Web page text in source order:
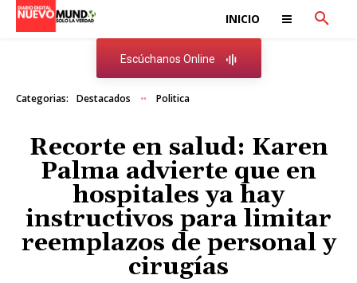
INICIO
Escúchanos Online
Categorias: Destacados Politica
Recorte en salud: Karen
Palma advierte que en
hospitales ya hay
instructivos para limitar
reemplazos de personal y
cirugías